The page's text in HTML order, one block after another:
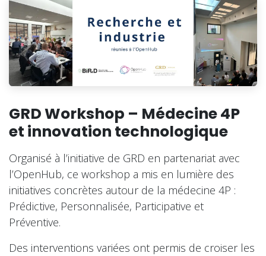
GRD Workshop – Médecine 4P
et innovation technologique
Organisé à l’initiative de GRD en partenariat avec
l’OpenHub, ce workshop a mis en lumière des
initiatives concrètes autour de la médecine 4P :
Prédictive, Personnalisée, Participative et
Préventive.
Des interventions variées ont permis de croiser les